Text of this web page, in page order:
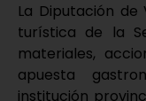
La Diputación
turística de la
materiales,
apuesta
institución